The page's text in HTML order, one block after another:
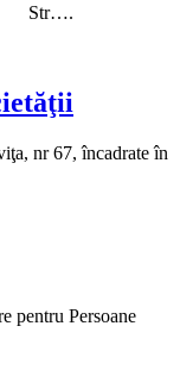
1. Str….
nr 67, încadrate în
pentru Persoane